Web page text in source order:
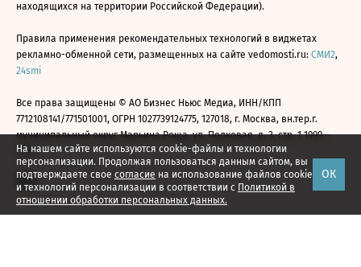
На нашем сайте используются cookie-файлы и технологии
персонализации. Продолжая пользоваться данным сайтом, вы
подтверждаете свое согласие на использование файлов cookie
и технологий персонализации в соответствии с Политикой в
отношении обработки персональных данных.
ОК
находящихся на территории Российской Федерации).
Правила применения рекомендательных технологий в виджетах
рекламно-обменной сети, размещенных на сайте vedomosti.ru: СМИ2,
24smi
Все права защищены © АО Бизнес Ньюс Медиа, ИНН/КПП
7712108141/771501001, ОГРН 1027739124775, 127018, г. Москва, вн.тер.г.
муниципальный округ Марьина Роща, ул. Полковая, д. 3, стр. 1 1999—
2026